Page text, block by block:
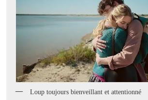
Loup toujours bienveillant et attentionné